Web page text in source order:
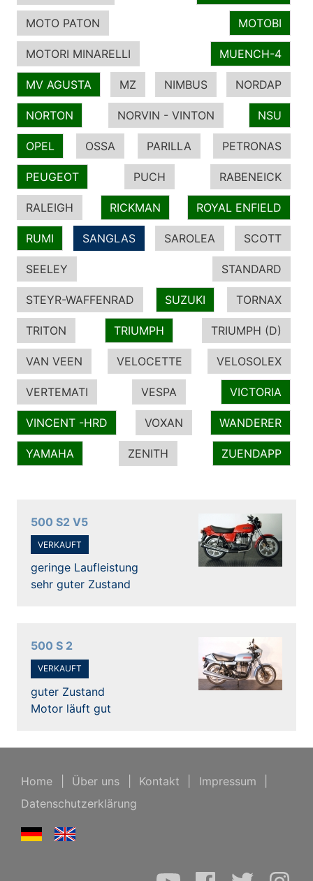
MOTO PATON MOTOBI
MOTORI MINARELLI MUENCH-4
MV AGUSTA MZ NIMBUS NORDAP
NORTON NORVIN - VINTON NSU
OPEL OSSA PARILLA PETRONAS
PEUGEOT PUCH RABENEICK
RALEIGH RICKMAN ROYAL ENFIELD
RUMI SANGLAS SAROLEA SCOTT
SEELEY STANDARD
STEYR-WAFFENRAD SUZUKI TORNAX
TRITON TRIUMPH TRIUMPH (D)
VAN VEEN VELOCETTE VELOSOLEX
VERTEMATI VESPA VICTORIA
VINCENT -HRD VOXAN WANDERER
YAMAHA ZENITH ZUENDAPP
500 S2 V5
VERKAUFT
geringe Laufleistung
sehr guter Zustand
500 S 2
VERKAUFT
guter Zustand
Motor läuft gut
Home Über uns Kontakt Impressum
Datenschutzerklärung